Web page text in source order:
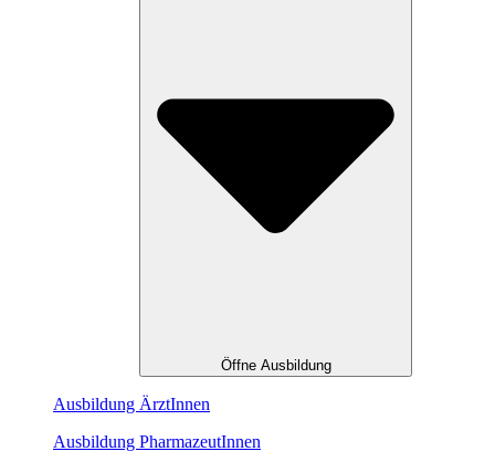
Öffne Ausbildung
Ausbildung ÄrztInnen
Ausbildung PharmazeutInnen